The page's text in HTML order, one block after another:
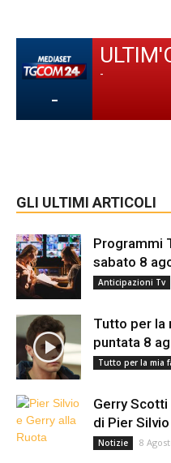
-
-
GLI ULTIMI ARTICOLI
Programmi
sabato 8
Anticipazioni Tv
Tutto per la
puntata 8
Tutto per la mia
Gerry
di Pier
Notizie 8